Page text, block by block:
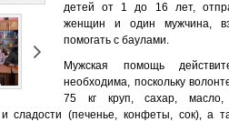
детей от 1 до 16 лет,
женщин и один мужчина,
помогать с баулами.
Мужская помощь
необходима, поскольку
75 кг круп, сахар, масло,
сладости (печенье, конфеты, сок), а